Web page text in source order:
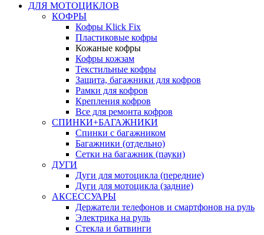
ДЛЯ МОТОЦИКЛОВ
КОФРЫ
Кофры Klick Fix
Пластиковые кофры
Кожаные кофры
Кофры кожзам
Текстильные кофры
Защита, багажники для кофров
Рамки для кофров
Крепления кофров
Все для ремонта кофров
СПИНКИ+БАГАЖНИКИ
Спинки с багажником
Багажники (отдельно)
Сетки на багажник (пауки)
ДУГИ
Дуги для мотоцикла (передние)
Дуги для мотоцикла (задние)
АКСЕССУАРЫ
Держатели телефонов и смартфонов на руль
Электрика на руль
Стекла и батвинги